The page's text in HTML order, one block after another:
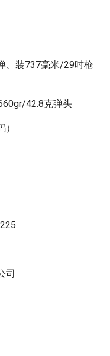
、装737毫米/29吋枪
42.8克弹头
司